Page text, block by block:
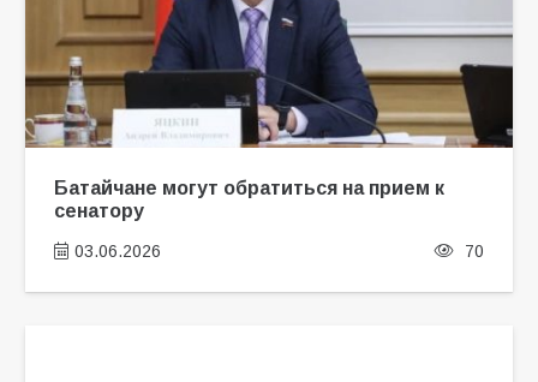
Батайчане могут обратиться на прием к
сенатору
03.06.2026 70